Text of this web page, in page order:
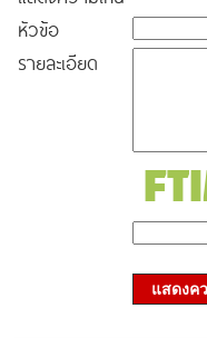
หัวข้อ
รายละเอียด
แสดงค